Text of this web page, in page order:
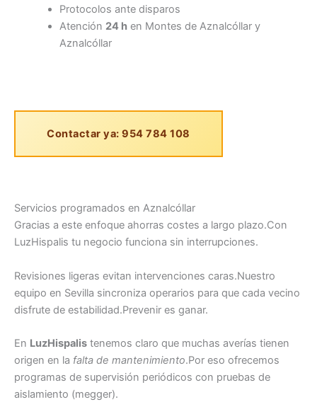
Protocolos ante disparos
Atención 24 hen Montes de Aznalcóllar y
Aznalcóllar
Contactar ya: 954 784 108
Servicios programados en Aznalcóllar
Gracias a este enfoque ahorras costes a largo plazo.Con
LuzHispalis tu negocio funciona sin interrupciones.
Revisiones ligeras evitan intervenciones caras.Nuestro
equipo en Sevilla sincroniza operarios para que cada vecino
disfrute de estabilidad.Prevenir es ganar.
En LuzHispalis tenemos claro que muchas averías tienen
origen en la falta de mantenimiento.Por eso ofrecemos
programas de supervisión periódicos con pruebas de
aislamiento (megger).